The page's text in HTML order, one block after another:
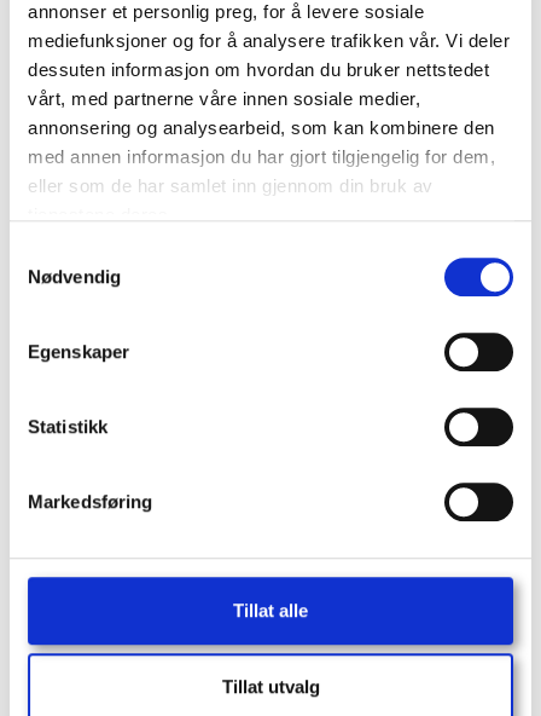
annonser et personlig preg, for å levere sosiale
mediefunksjoner og for å analysere trafikken vår. Vi deler
dessuten informasjon om hvordan du bruker nettstedet
vårt, med partnerne våre innen sosiale medier,
annonsering og analysearbeid, som kan kombinere den
med annen informasjon du har gjort tilgjengelig for dem,
eller som de har samlet inn gjennom din bruk av
Nødvendig
Egenskaper
Statistikk
Markedsføring
Tillat alle
Tillat utvalg